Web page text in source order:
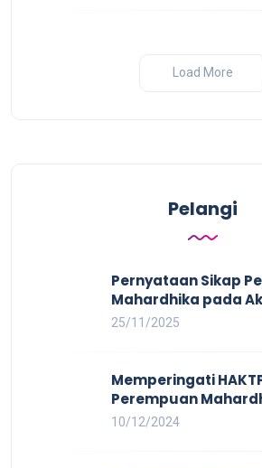
Load More
Pelangi
Pernyataan Sikap
Mahardhika pada
HAKTP 2025 Kerja
25/11/2025
Memperingati
Perempuan
Kerja Layak yang
10/12/2024